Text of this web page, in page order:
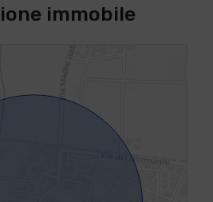
immobile